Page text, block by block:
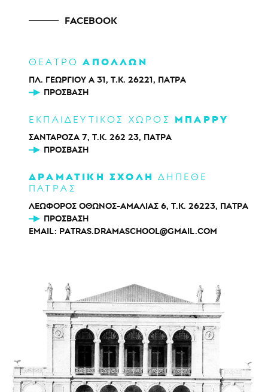
FACEBOOK
ΘΕΑΤΡΟΑΠΟΛΛΩΝ
ΠΛ. ΓΕΩΡΓΙΟΥ Α 31, Τ.Κ. 26221, ΠΑΤΡΑ
ΠΡΌΣΒΑΣΗ
ΕΚΠΑΙΔΕΥΤΙΚΟΣ ΧΩΡΟΣ ΜΠΑΡΡΥ
ΣΑΝΤΑΡΟΖΑ 7, Τ.Κ. 262 23, ΠΑΤΡΑ
ΠΡΌΣΒΑΣΗ
ΔΡΑΜΑΤΙΚΗ ΣΧΟΛΗ ΔΗΠΕΘΕ
ΠΑΤΡΑΣ
ΛΕΩΦΟΡΟΣ ΟΘΩΝΟΣ-ΑΜΑΛΙΑΣ 6, Τ.Κ. 26223, ΠΑΤΡΑ
ΠΡΌΣΒΑΣΗ
EMAIL: PATRAS.DRAMASCHOOL@GMAIL.COM